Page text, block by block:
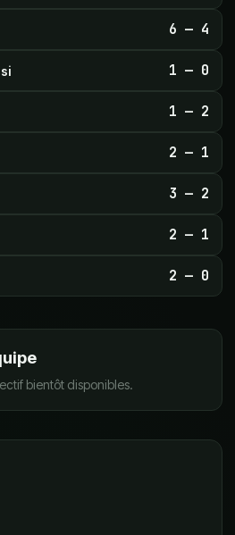
6 — 4
1 — 0
1 — 2
2 — 1
3 — 2
2 — 1
2 — 0
bientôt disponibles.